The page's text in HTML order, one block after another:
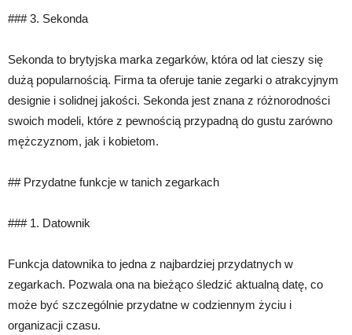
### 3. Sekonda
Sekonda to brytyjska marka zegarków, która od lat cieszy się
dużą popularnością. Firma ta oferuje tanie zegarki o atrakcyjnym
designie i solidnej jakości. Sekonda jest znana z różnorodności
swoich modeli, które z pewnością przypadną do gustu zarówno
mężczyznom, jak i kobietom.
## Przydatne funkcje w tanich zegarkach
### 1. Datownik
Funkcja datownika to jedna z najbardziej przydatnych w
zegarkach. Pozwala ona na bieżąco śledzić aktualną datę, co
może być szczególnie przydatne w codziennym życiu i
organizacji czasu.